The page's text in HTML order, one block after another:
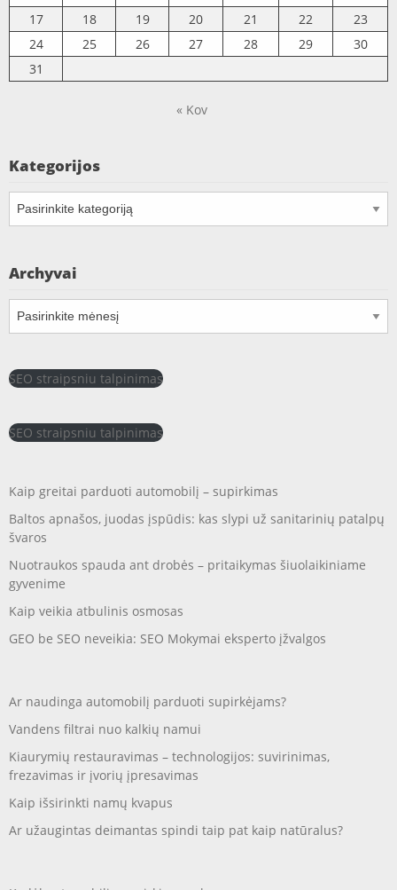
17
18 19 20 21 22
23
24
25 26 27 28 29
30
31
« Kov
Kategorijos
Kategorijos
Archyvai
Archyvai
SEO straipsniu talpinimas
SEO straipsniu talpinimas
Kaip greitai parduoti automobilį – supirkimas
Baltos apnašos, juodas įspūdis: kas slypi už sanitarinių patalpų
švaros
Nuotraukos spauda ant drobės – pritaikymas šiuolaikiniame
gyvenime
Kaip veikia atbulinis osmosas
GEO be SEO neveikia: SEO Mokymai eksperto įžvalgos
Ar naudinga automobilį parduoti supirkėjams?
Vandens filtrai nuo kalkių namui
Kiaurymių restauravimas – technologijos: suvirinimas,
frezavimas ir įvorių įpresavimas
Kaip išsirinkti namų kvapus
Ar užaugintas deimantas spindi taip pat kaip natūralus?